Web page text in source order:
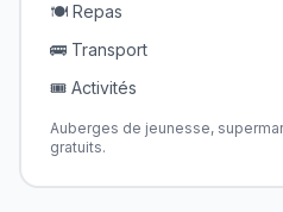
🍽️ Repas
🚌 Transport
🎟️ Activités
Auberges de jeunesse,
gratuits.